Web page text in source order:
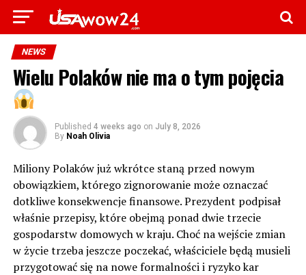
NEWS
Wielu Polaków nie ma o tym pojęcia
Published 4 weeks ago on July 8, 2026
By Noah Olivia
Miliony Polaków już wkrótce staną przed nowym
obowiązkiem, którego zignorowanie może oznaczać
dotkliwe konsekwencje finansowe. Prezydent podpisał
właśnie przepisy, które obejmą ponad dwie trzecie
gospodarstw domowych w kraju. Choć na wejście zmian
w życie trzeba jeszcze poczekać, właściciele będą musieli
przygotować się na nowe formalności i ryzyko kar